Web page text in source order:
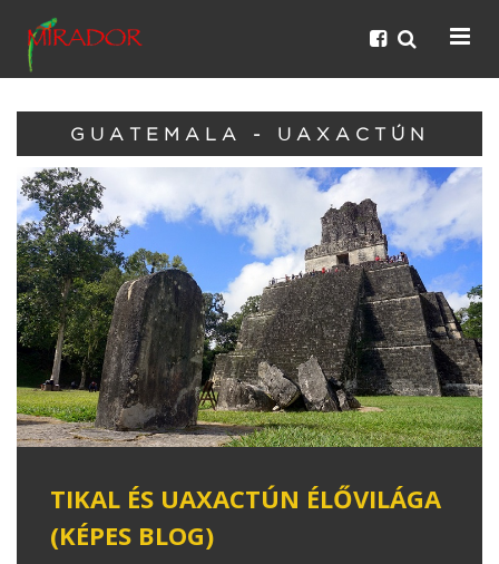
GUATEMALA - UAXACTÚN
TIKAL ÉS UAXACTÚN ÉLŐVILÁGA
(KÉPES BLOG)